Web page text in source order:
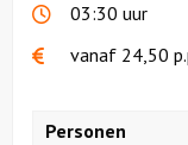
03:30 uur
vanaf 24,50
Personen